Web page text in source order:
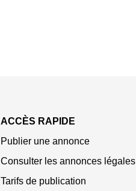
ACCÈS RAPIDE
Publier une annonce
Consulter les annonces légales
Tarifs de publication